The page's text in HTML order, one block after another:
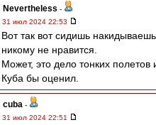
Nevertheless -
31 июл 2024 22:53
Вот так вот сидишь
никому не нравится.
Может, это дело тонких полетов
Куба бы оценил.
cuba -
31 июл 2024 22:51